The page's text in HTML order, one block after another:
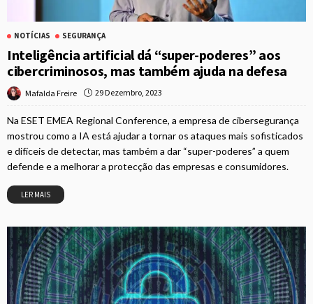
NOTÍCIAS SEGURANÇA
Inteligência artificial dá “super-poderes” aos
cibercriminosos, mas também ajuda na defesa
Mafalda Freire 29 Dezembro, 2023
Na ESET EMEA Regional Conference, a empresa de cibersegurança
mostrou como a IA está ajudar a tornar os ataques mais sofisticados
e difíceis de detectar, mas também a dar “super-poderes” a quem
defende e a melhorar a protecção das empresas e consumidores.
LER MAIS